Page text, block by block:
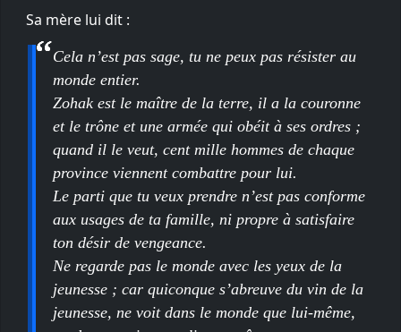
Sa mère lui dit :
Cela n’est pas sage, tu ne peux pas résister au
monde entier.
Zohak est le maître de la terre, il a la couronne
et le trône et une armée qui obéit à ses ordres ;
quand il le veut, cent mille hommes de chaque
province viennent combattre pour lui.
Le parti que tu veux prendre n’est pas conforme
aux usages de ta famille, ni propre à satisfaire
ton désir de vengeance.
Ne regarde pas le monde avec les yeux de la
jeunesse ; car quiconque s’abreuve du vin de la
jeunesse, ne voit dans le monde que lui-même,